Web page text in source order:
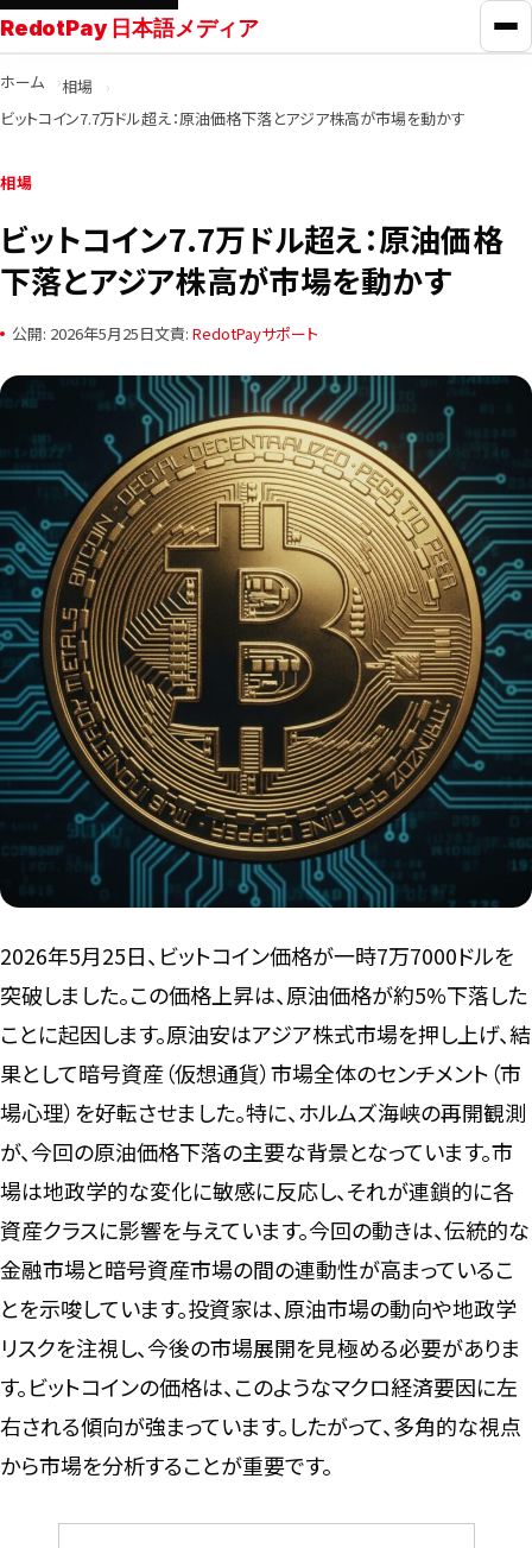
RedotPay 日本語メディア メ
RedotPayガイド
カード比較
学ぶ
ニュース
ツール
お問い合わせ
言語
ホーム
相場
ビットコイン7.7万ドル超え：原油価格下落とアジア株高が市場を動かす
相場
ビットコイン7.7万ドル超え：原油価格
下落とアジア株高が市場を動かす
公開: 2026年5月25日文責: RedotPayサポート
2026年5月25日、ビットコイン価格が一時7万7000ドルを
突破しました。この価格上昇は、原油価格が約5%下落した
ことに起因します。原油安はアジア株式市場を押し上げ、結
果として暗号資産（仮想通貨）市場全体のセンチメント（市
場心理）を好転させました。特に、ホルムズ海峡の再開観測
が、今回の原油価格下落の主要な背景となっています。市
場は地政学的な変化に敏感に反応し、それが連鎖的に各
資産クラスに影響を与えています。今回の動きは、伝統的な
金融市場と暗号資産市場の間の連動性が高まっているこ
とを示唆しています。投資家は、原油市場の動向や地政学
リスクを注視し、今後の市場展開を見極める必要がありま
す。ビットコインの価格は、このようなマクロ経済要因に左
右される傾向が強まっています。したがって、多角的な視点
から市場を分析することが重要です。